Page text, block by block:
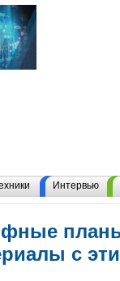
Интервью
с